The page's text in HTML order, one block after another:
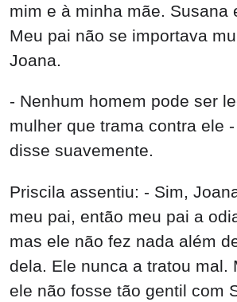
mim e à minha mãe. Susana
Meu pai não se importava
Joana.
- Nenhum homem pode ser
mulher que trama contra ele
disse suavemente.
Priscila assentiu: - Sim,
meu pai, então meu pai a
mas ele não fez nada além
dela. Ele nunca a tratou mal.
ele não fosse tão gentil com